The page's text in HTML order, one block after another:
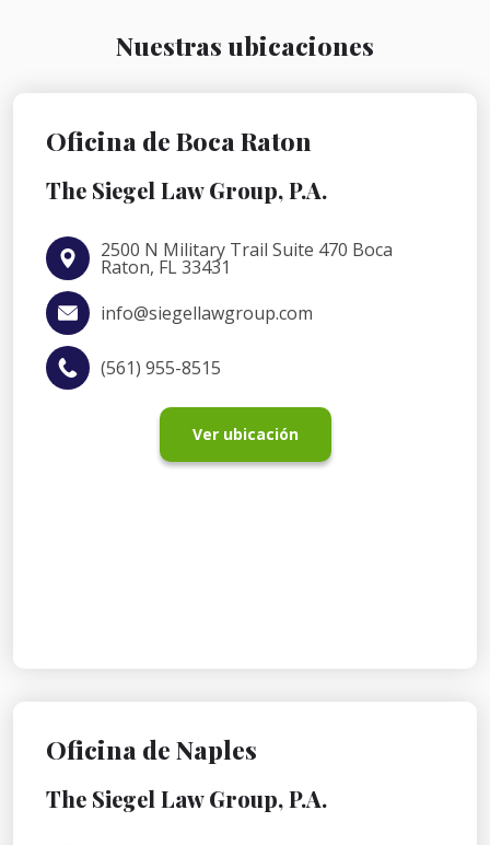
Nuestras ubicaciones
Oficina de Boca Raton
The Siegel Law Group, P.A.
2500 N Military Trail Suite 470 Boca
Raton, FL 33431
info@siegellawgroup.com
(561) 955-8515
Ver ubicación
Oficina de Naples
The Siegel Law Group, P.A.